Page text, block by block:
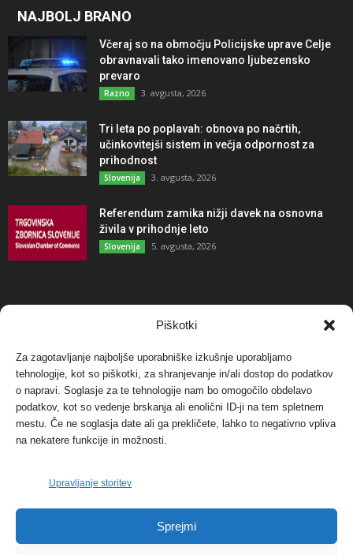
Piškotki
Za zagotavljanje najboljše uporabniške izkušnje uporabljamo
tehnologije, kot so piškotki, za shranjevanje in/ali dostop do podatkov
o napravi. Soglasje za te tehnologije nam bo omogočilo obdelavo
podatkov, kot so vedenje brskanja ali enolični ID-ji na tem spletnem
mestu. Če ne soglasja date ali ga prekličete, lahko to negativno vpliva
na nekatere funkcije in možnosti.
Upravljanje storitev
Sprejmi
NAJBOLJ BRANO
Včeraj so na območju Policijske uprave Celje
obravnavali tako imenovano ljubezensko
prevaro
Razno 3. avgusta, 2026
Tri leta po poplavah: obnova po načrtih,
učinkovitejši sistem in večja odpornost za
prihodnost
Slovenija 3. avgusta, 2026
Referendum zamika nižji davek na osnovna
živila v prihodnje leto
Slovenija 5. avgusta, 2026
NAJBOLJ KOMENTIRANO
Protest proti vetrnim elektrarnam na Ojstrici, v
svetu pa vedno bolj...
Dogodki 12. maja, 2017
Tožilstvo v Celovcu v korist elektrarnam
Verbund
FOTO: Razstava cvetličarskega mojstra Andreja
Dogodki 27. novembra, 2017